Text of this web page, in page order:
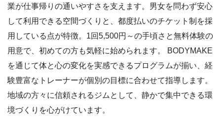
業が仕事帰りの通いやすさを支えます。男女を問わず安心
して利用できる空間づくりと、都度払いのチケット制を採
用している点が特徴。1回5,500円～の手頃さと無料体験の
用意で、初めての方も気軽に始められます。 BODYMAKE
を通じて体と心の変化を実感できるプログラムが揃い、経
験豊富なトレーナーが個別の目標に合わせて指導します。
地域の方々に信頼されるジムとして、静かで集中できる環
境づくりを心がけています。